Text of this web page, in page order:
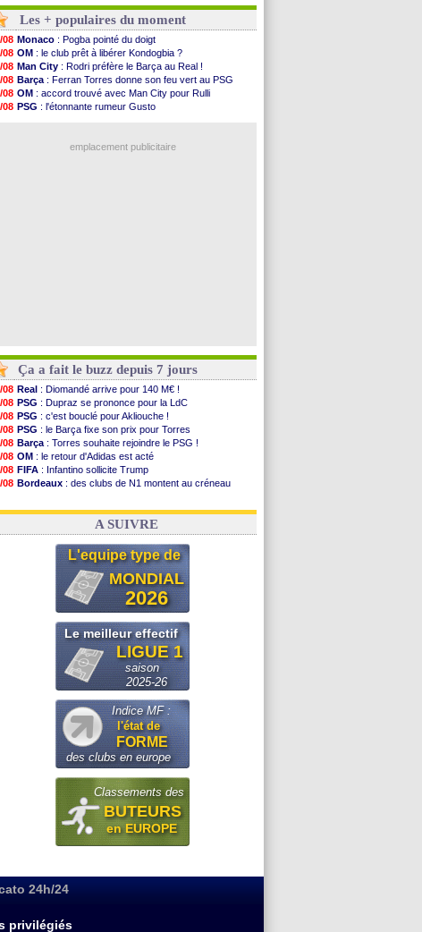
OM: un nouveau prétendant pour Højbjerg
Brest: un gardien norvégien en approche ?
OM: McCourt a versé 120 M€ en 2026
PSG: 4 retours dans le groupe face à Man Utd ...
Nice: Kevin Carlos va partir en Italie
L1: prison avec sursis requis contre un arbitre
Leganés: c'est signé pour Luca Zidane (off.)
Atletico: Ruggeri en route pour Aston Villa
Monaco: Filipe Luis soutient Biereth
: Naples vise Gabriel Jesus
Les + populaires du moment
08 Monaco : Pogba pointé du doigt
08 OM : le club prêt à libérer Kondogbia ?
08 Man City : Rodri préfère le Barça au Real !
08 Barça : Ferran Torres donne son feu vert au PSG
08 OM : accord trouvé avec Man City pour Rulli
08 PSG : l'étonnante rumeur Gusto
emplacement publicitaire
Ça a fait le buzz depuis 7 jours
08 Real : Diomandé arrive pour 140 M€ !
08 PSG : Dupraz se prononce pour la LdC
08 PSG : c'est bouclé pour Akliouche !
08 PSG : le Barça fixe son prix pour Torres
08 Barça : Torres souhaite rejoindre le PSG !
08 OM : le retour d'Adidas est acté
08 FIFA : Infantino sollicite Trump
08 Bordeaux : des clubs de N1 montent au créneau
08 Real: le démenti de Leipzig pour Diomandé
A SUIVRE
L'equipe type de
MONDIAL
2026
Le meilleur effectif
LIGUE 1
saison
2025-26
Indice MF :
l'état de
FORME
des clubs en europe
Classements des
BUTEURS
en EUROPE
24h/24
privilégiés